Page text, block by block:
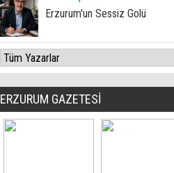
Erzurum'un Sessiz Golü
ERZURUM GAZETESİ